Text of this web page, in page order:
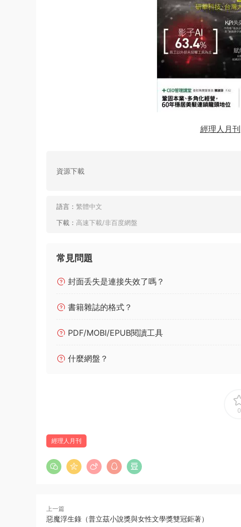
經理人月刊
資源下載
語言： 繁體中文
下載： 高速下載/非百度網盤
常見問題
封面丢失是連接失效了嗎？
書籍雜誌的格式？
PDF/MOBI/EPUB閱讀工具
什麼網盤？
0
經理人月刊
上一篇
惡魔浮生錄（普立茲小說獎與女性文學獎雙冠鉅著）